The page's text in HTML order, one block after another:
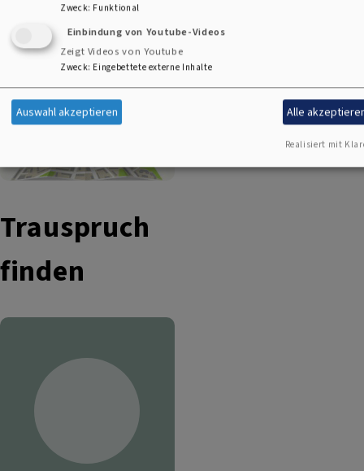
Zu welcher
Kirchengemeinde Sie
gehören, und wer Ihnen
finden Sie hier.
finden Sie hier. Bei weiteren
Trauspruch
finden
Zweck: Funktional
Einbindung von Youtube-Videos
Zeigt Videos von Youtube
Zweck: Eingebettete externe Inhalte
Auswahl akzeptieren Alle
Realisiert mit